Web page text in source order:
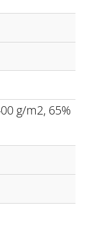
g/m2, 65%